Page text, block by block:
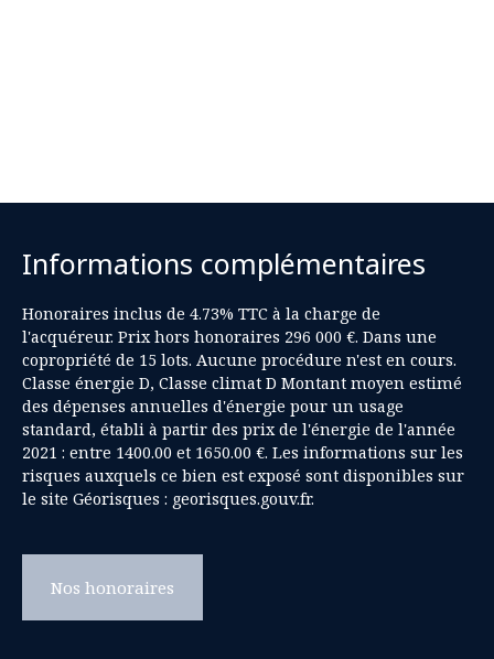
Informations complémentaires
Honoraires inclus de 4.73% TTC à la charge de
l'acquéreur. Prix hors honoraires 296 000 €. Dans une
copropriété de 15 lots. Aucune procédure n'est en cours.
Classe énergie D, Classe climat D Montant moyen estimé
des dépenses annuelles d'énergie pour un usage
standard, établi à partir des prix de l'énergie de l'année
2021 : entre 1400.00 et 1650.00 €. Les informations sur les
risques auxquels ce bien est exposé sont disponibles sur
le site Géorisques : georisques.gouv.fr.
Nos honoraires